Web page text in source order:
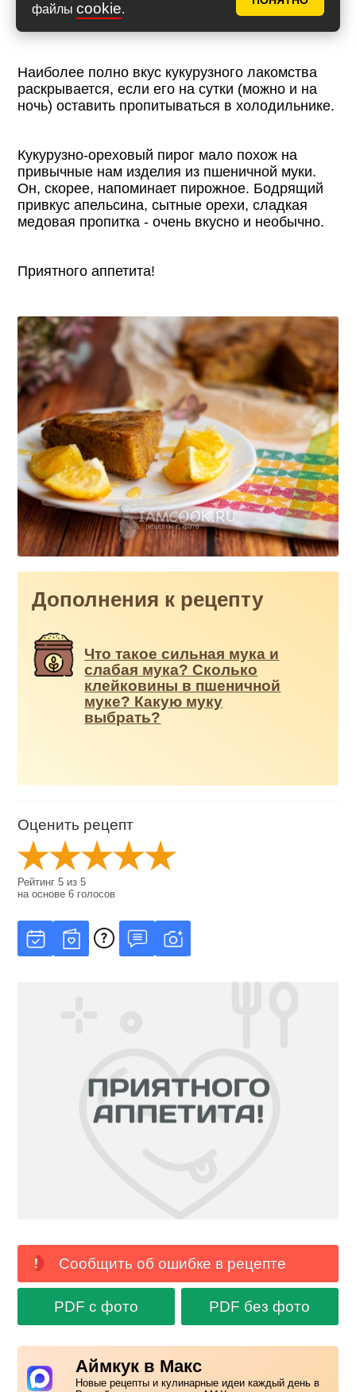
файлы cookie.
Наиболее полно вкус кукурузного лакомства
раскрывается, если его на сутки (можно и на
ночь) оставить пропитываться в холодильнике.
Кукурузно-ореховый пирог мало похож на
привычные нам изделия из пшеничной муки.
Он, скорее, напоминает пирожное. Бодрящий
привкус апельсина, сытные орехи, сладкая
медовая пропитка - очень вкусно и необычно.
Приятного аппетита!
Дополнения к рецепту
Что такое сильная мука и
слабая мука? Сколько
клейковины в пшеничной
муке? Какую муку
выбрать?
Оценить рецепт
Рейтинг5 из5
на основе6 голосов
Сообщить об ошибке в рецепте
PDF с фото PDF без фото
Аймкук в Макс
Новые рецепты и кулинарные идеи каждый день в